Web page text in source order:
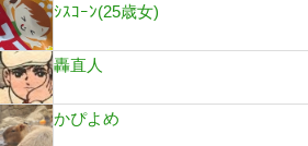
ｼｽｺｰﾝ(25歳女)
轟直人
かぴよめ